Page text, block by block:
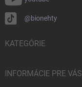
@bionehty
KATEGÓRIE
INFORMÁCIE PRE VÁS